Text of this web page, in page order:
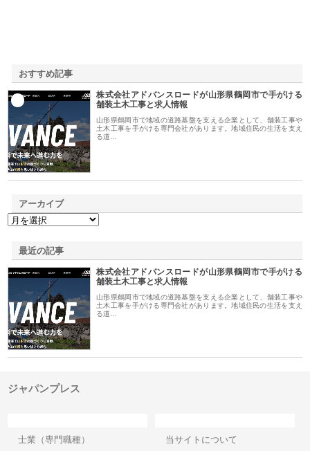
おすすめ記事
株式会社アドバンスロードが山形県鶴岡市で手がける
舗装土木工事と求人情報
山形県鶴岡市で地域の道路基盤を支える企業として、舗装工事や
土木工事を手がける専門会社があります。地域住民の生活を支え
る道…
アーカイブ
最近の記事
株式会社アドバンスロードが山形県鶴岡市で手がける
舗装土木工事と求人情報
山形県鶴岡市で地域の道路基盤を支える企業として、舗装工事や
土木工事を手がける専門会社があります。地域住民の生活を支え
る道…
ジャパンプレス
士業（専門職種）
当サイトについて